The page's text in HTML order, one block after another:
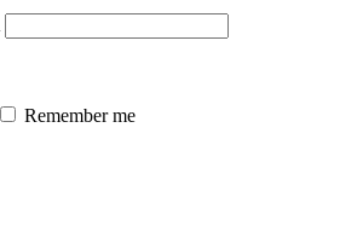
Remember me